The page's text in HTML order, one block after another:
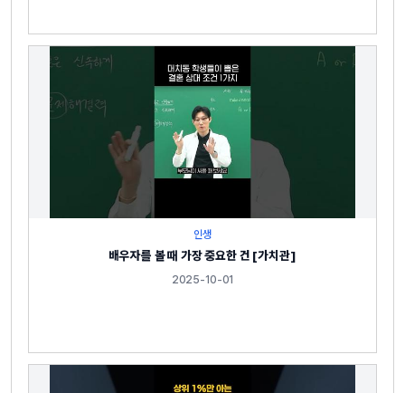
인생
배우자를 볼 때 가장 중요한 건 [가치관]
2025-10-01